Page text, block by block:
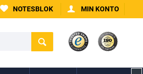
NOTESBLOK MIN KONTO